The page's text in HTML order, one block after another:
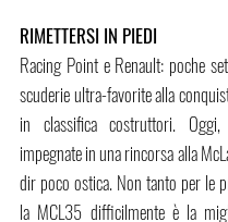
RIMETTERSI IN PIEDI
Racing Point e Renault: poche
scuderie ultra-favorite alla
in classifica costruttori.
impegnate in una rincorsa alla
dir poco ostica. Non tanto per le
la MCL35 difficilmente è la